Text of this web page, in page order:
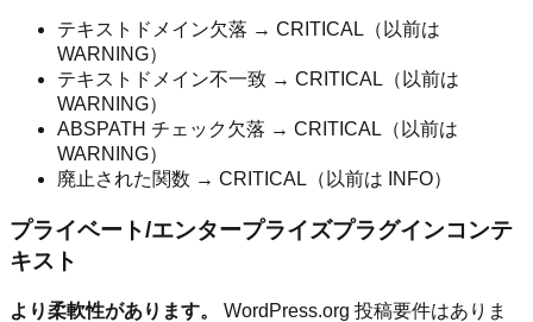
テキストドメイン欠落 → CRITICAL（以前は
WARNING）
テキストドメイン不一致 → CRITICAL（以前は
WARNING）
ABSPATH チェック欠落 → CRITICAL（以前は
WARNING）
廃止された関数 → CRITICAL（以前は INFO）
プライベート/エンタープライズプラグインコンテ
キスト
より柔軟性があります。
WordPress.org 投稿要件はありま